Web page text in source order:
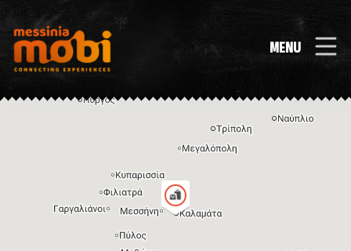
MENU